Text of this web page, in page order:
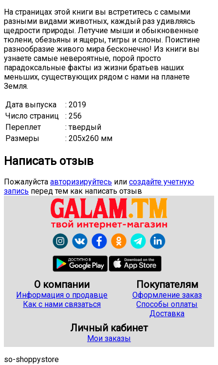
На страницах этой книги вы встретитесь с самыми
разными видами животных, каждый раз удивляясь
щедрости природы. Летучие мыши и обыкновенные
тюлени, обезьяны и ящеры, тигры и слоны. Поистине
разнообразие живого мира бесконечно! Из книги вы
узнаете самые невероятные, порой просто
парадоксальные факты из жизни братьев наших
меньших, существующих рядом с нами на планете
Земля.
Дата выпуска
: 2019
Число страниц
: 256
Переплет
: твердый
Размеры
: 205x260 мм
Написать отзыв
Пожалуйста авторизируйтесь или создайте учетную
запись перед тем как написать отзыв
О компании
Информация о продавце
Как с нами связаться
Покупателям
Оформление заказ
Способы оплаты
Доставка
Личный кабинет
Мои заказы
so-shoppystore